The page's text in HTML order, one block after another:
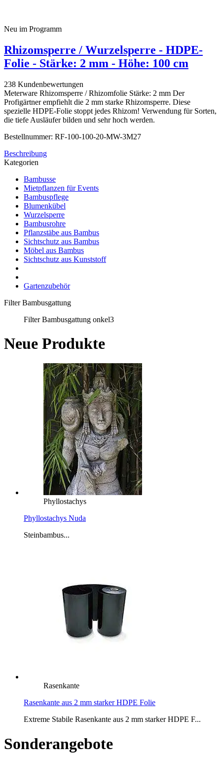
Neu im Programm
Rhizomsperre / Wurzelsperre - HDPE-
Folie - Stärke: 2 mm - Höhe: 100 cm
238 Kundenbewertungen
Meterware Rhizomsperre / Rhizomfolie Stärke: 2 mm Der
Profigärtner empfiehlt die 2 mm starke Rhizomsperre. Diese
spezielle HDPE-Folie stoppt jedes Rhizom! Verwendung für Sorten,
die tiefe Ausläufer bilden und sehr hoch werden.
Bestellnummer: RF-100-100-20-MW-3M27
Beschreibung
Kategorien
Bambusse
Mietpflanzen für Events
Bambuspflege
Blumenkübel
Wurzelsperre
Bambusrohre
Pflanzstäbe aus Bambus
Sichtschutz aus Bambus
Möbel aus Bambus
Sichtschutz aus Kunststoff
Gartenzubehör
Filter Bambusgattung
Filter Bambusgattung onkel3
Neue Produkte
Phyllostachys
Phyllostachys Nuda
Steinbambus...
Rasenkante
Rasenkante aus 2 mm starker HDPE Folie
Extreme Stabile Rasenkante aus 2 mm starker HDPE F...
Sonderangebote